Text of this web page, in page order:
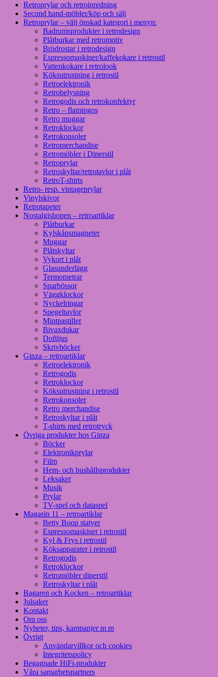
Retroprylar och retroinredning
Second hand-möbler/köp och sälj
Retroprylar – välj önskad kategori i menyn:
Badrumsprodukter i retrodesign
Plåtburkar med retromotiv
Brödrostar i retrodesign
Espressomaskiner/kaffekokare i retrostil
Vattenkokare i retrolook
Köksutrustning i retrostil
Retroelektronik
Retrobelysning
Retrogodis och retrokonfektyr
Retro – flamingos
Retro muggar
Retroklockor
Retrokonsoler
Retromerchandise
Retromöbler i Dinerstil
Retroprylar
Retroskyltar/retrotavlor i plåt
RetroT-shirts
Retro- resp. vintageprylar
Vinylskivor
Retrotapeter
Nostalgishopen – retroartiklar
Plåtburkar
Kylskåpsmagneter
Muggar
Plåtskyltar
Vykort i plåt
Glasunderlägg
Termometrar
Sparbössor
Väggklockor
Nyckelringar
Spegeltavlor
Mintpastiller
Bivaxdukar
Doftljus
Skrivböcker
Ginza – retroartiklar
Retroelektronik
Retrogodis
Retroklockor
Köksutrustning i retrostil
Retrokonsoler
Retro merchandise
Retroskyltar i plåt
T-shirts med retrotryck
Övriga produkter hos Ginza
Böcker
Elektronikprylar
Film
Hem- och hushållsprodukter
Leksaker
Musik
Prylar
TV-spel och dataspel
Magasin 11 – retroartiklar
Betty Boop statyer
Espressomaskiner i retrostil
Kyl & Frys i retrostil
Köksapparater i retrostil
Retrogodis
Retroklockor
Retromöbler dinerstil
Retroskyltar i plåt
Bagaren och Kocken – retroartiklar
Julsaker
Kontakt
Om oss
Nyheter, tips, kampanjer m m
Övrigt
Användarvillkor och cookies
Integritetspolicy
Begagnade HiFi-produkter
Våra samarbetspartners